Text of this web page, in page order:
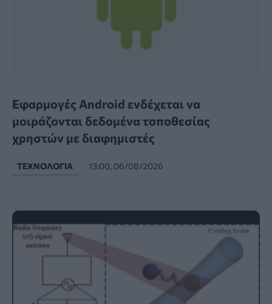
Εφαρμογές Android ενδέχεται να
μοιράζονται δεδομένα τοποθεσίας
χρηστών με διαφημιστές
ΤΕΧΝΟΛΟΓΊΑ 13:00, 06/08/2026